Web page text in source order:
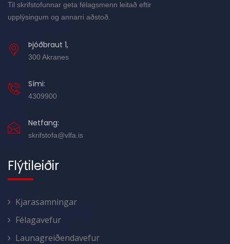
Til skrifstofunnar geta félagsmenn leitað eftir
upplýsingum og annarri aðstoð.
Þjóðbraut 1,
300 Akranes
Sími:
4309900
Netfang:
skrifstofa@vlfa.is
Flýtileiðir
Kjarasamningar
Félagavefur
Launagreiðendavefur